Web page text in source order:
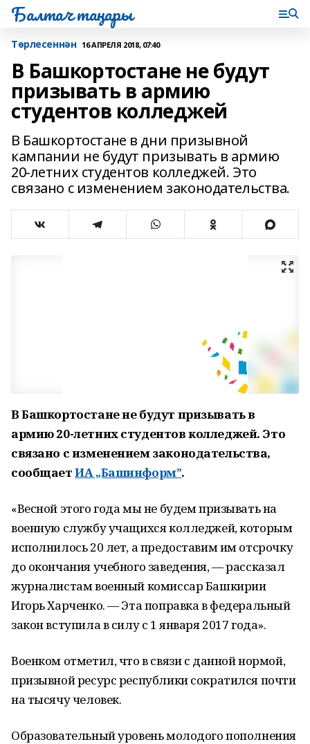
Балтач таңнары
Tөрлесеннән 16 АПРЕЛЯ 2018, 07:40
В Башкортостане не будут
призывать в армию
студентов колледжей
В Башкортостане в дни призывной
кампании не будут призывать в армию
20-летних студентов колледжей. Это
связано с изменением законодательства.
В Башкортостане не будут призывать в
армию 20-летних студентов колледжей. Это
связано с изменением законодательства,
сообщаетИА „Башинформ”.
«Весной этого года мы не будем призывать на
военную службу учащихся колледжей, которым
исполнилось 20 лет, а предоставим им отсрочку
до окончания учебного заведения, — рассказал
журналистам военный комиссар Башкирии
Игорь Харченко. — Эта поправка в федеральный
закон вступила в силу с 1 января 2017 года».
Военком отметил, что в связи с данной нормой,
призывной ресурс республики сократился почти
на тысячу человек.
Образовательный уровень молодого пополнения